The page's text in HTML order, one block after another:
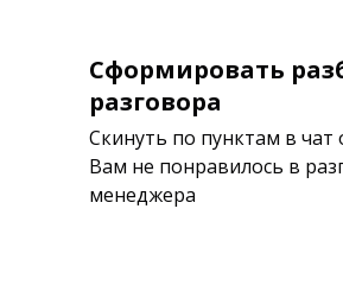
Сформировать
разговора
Скинуть по пунктам в чат
Вам не понравилось в
менеджера